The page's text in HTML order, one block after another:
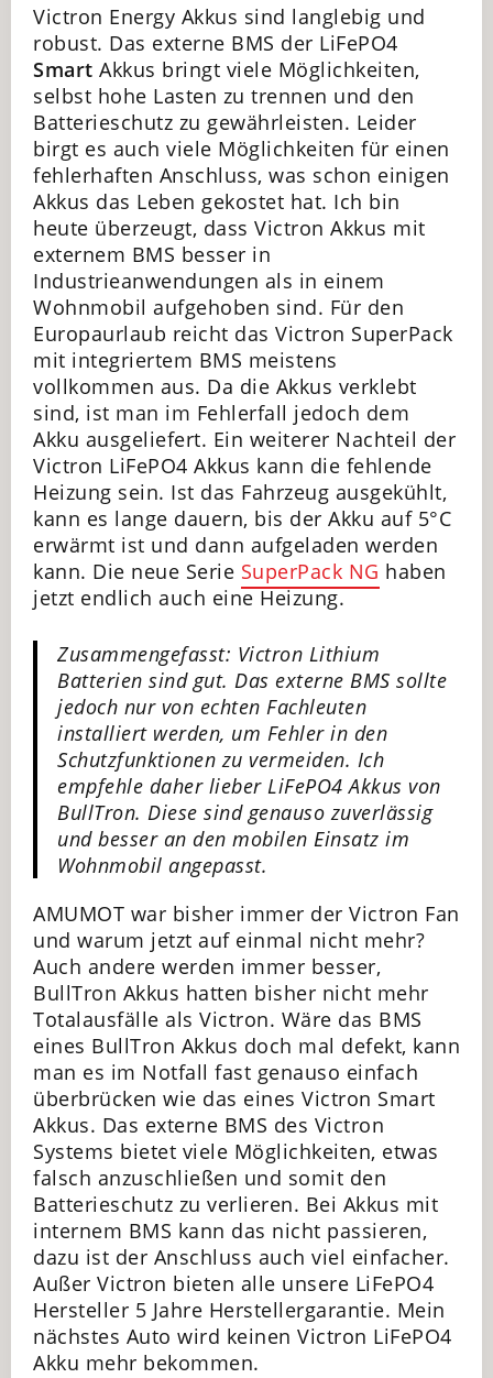
Victron Energy Akkus sind langlebig und
robust. Das externe BMS der LiFePO4
Smart Akkus bringt viele Möglichkeiten,
selbst hohe Lasten zu trennen und den
Batterieschutz zu gewährleisten. Leider
birgt es auch viele Möglichkeiten für einen
fehlerhaften Anschluss, was schon einigen
Akkus das Leben gekostet hat. Ich bin
heute überzeugt, dass Victron Akkus mit
externem BMS besser in
Industrieanwendungen als in einem
Wohnmobil aufgehoben sind. Für den
Europaurlaub reicht das Victron SuperPack
mit integriertem BMS meistens
vollkommen aus. Da die Akkus verklebt
sind, ist man im Fehlerfall jedoch dem
Akku ausgeliefert. Ein weiterer Nachteil der
Victron LiFePO4 Akkus kann die fehlende
Heizung sein. Ist das Fahrzeug ausgekühlt,
kann es lange dauern, bis der Akku auf 5°C
erwärmt ist und dann aufgeladen werden
kann. Die neue Serie SuperPack NG haben
jetzt endlich auch eine Heizung.
Zusammengefasst: Victron Lithium
Batterien sind gut. Das externe BMS sollte
jedoch nur von echten Fachleuten
installiert werden, um Fehler in den
Schutzfunktionen zu vermeiden. Ich
empfehle daher lieber LiFePO4 Akkus von
BullTron. Diese sind genauso zuverlässig
und besser an den mobilen Einsatz im
Wohnmobil angepasst.
AMUMOT war bisher immer der Victron Fan
und warum jetzt auf einmal nicht mehr?
Auch andere werden immer besser,
BullTron Akkus hatten bisher nicht mehr
Totalausfälle als Victron. Wäre das BMS
eines BullTron Akkus doch mal defekt, kann
man es im Notfall fast genauso einfach
überbrücken wie das eines Victron Smart
Akkus. Das externe BMS des Victron
Systems bietet viele Möglichkeiten, etwas
falsch anzuschließen und somit den
Batterieschutz zu verlieren. Bei Akkus mit
internem BMS kann das nicht passieren,
dazu ist der Anschluss auch viel einfacher.
Außer Victron bieten alle unsere LiFePO4
Hersteller 5 Jahre Herstellergarantie. Mein
nächstes Auto wird keinen Victron LiFePO4
Akku mehr bekommen.